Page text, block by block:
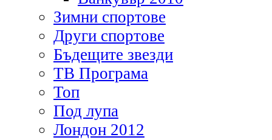
Зимни спортове
Други спортове
Бъдещите звезди
ТВ Програма
Топ
Под лупа
Лондон 2012